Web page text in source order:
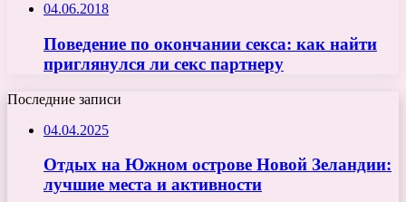
04.06.2018
Поведение по окончании секса: как найти
приглянулся ли секс партнеру
Последние записи
04.04.2025
Отдых на Южном острове Новой Зеландии:
лучшие места и активности